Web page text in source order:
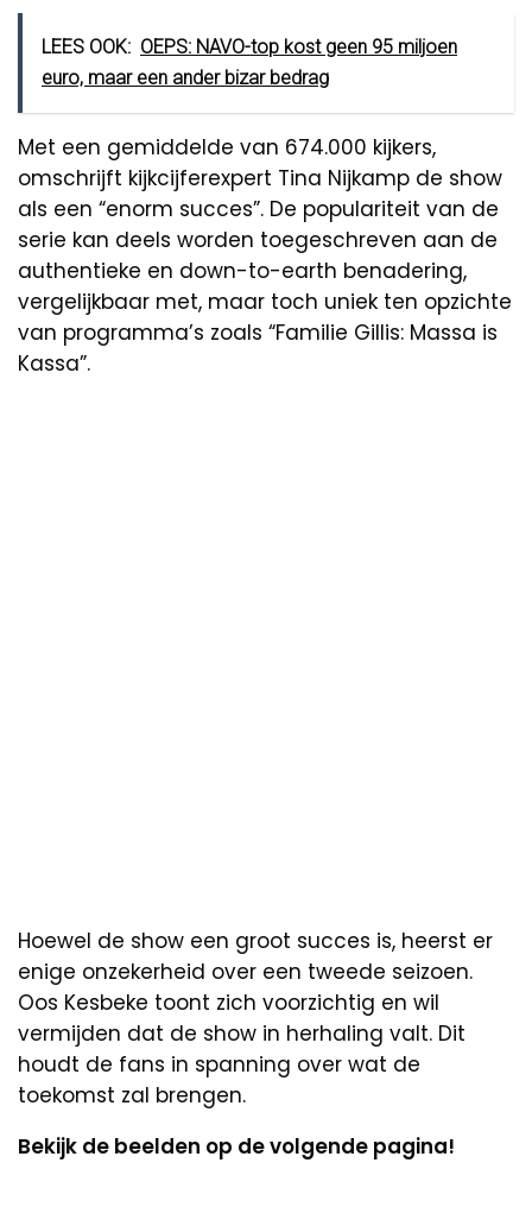
LEES OOK: OEPS: NAVO-top kost geen 95 miljoen
euro, maar een ander bizar bedrag
Met een gemiddelde van 674.000 kijkers,
omschrijft kijkcijferexpert Tina Nijkamp de show
als een “enorm succes”. De populariteit van de
serie kan deels worden toegeschreven aan de
authentieke en down-to-earth benadering,
vergelijkbaar met, maar toch uniek ten opzichte
van programma’s zoals “Familie Gillis: Massa is
Kassa”.
Hoewel de show een groot succes is, heerst er
enige onzekerheid over een tweede seizoen.
Oos Kesbeke toont zich voorzichtig en wil
vermijden dat de show in herhaling valt. Dit
houdt de fans in spanning over wat de
toekomst zal brengen.
Bekijk de beelden op de volgende pagina!